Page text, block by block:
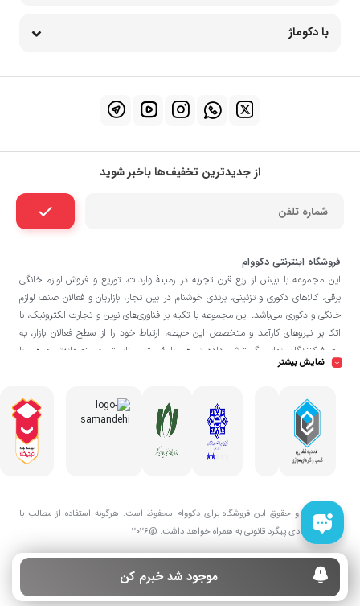
موجود شد خبرم کن
با دکوماژ
از جدیدترین تخفیف‌ها باخبر شوید
فروشگاه اینترنتی دکووام
این مجموعه با بيش از ربع قرن تجربه در زمينۀ واردات، توزيع و فروش لوازم خانگی
برقی، کالاهای دکوری و تزئینی، برندی خوشنام در بين تجار، بازاريان و فعالان صنف لوازم
خانگی و دکوری می‌باشد. این مجموعه با تكيه بر فناوری‌های نوين و تجارت الكترونيک، با
اتکا بر نيروهای كارآمد و متخصص اين حيطه، ارتباط خود را از سطح فعالان بازار، به
مصرف‌كنندگان نهايی گسترش داده تا هم با قيمتی مناسبتر و منصفانه‌تر و هم با
خدماتی گسترده‌تر و كيفی‌تر در خدمت هموطنان عزیز در اقصی نقاط ميهنمان باشد.
حضوری کالا از انبار تنها در صورت ثبت سفارش قبلی از طریق سایت و انتخاب زمان،
امکان پذیر می‌باشد.
نمایش بیشتر
تمامی حق و حقوق اين فروشگاه برای دکووام محفوظ است. هرگونه استفاده از مطالب با
هدف اقتصادی پیگرد قانونی به همراه خواهد داشت. @2026